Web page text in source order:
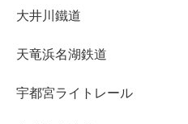
大井川鐵道
天竜浜名湖鉄道
宇都宮ライトレール